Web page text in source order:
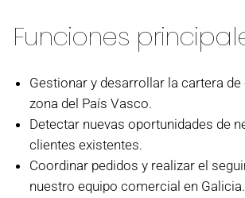
Funciones
Gestionar y desarrollar la cartera de
zona del País Vasco.
Detectar nuevas oportunidades de
clientes existentes.
Coordinar pedidos y realizar el
nuestro equipo comercial en Galicia.